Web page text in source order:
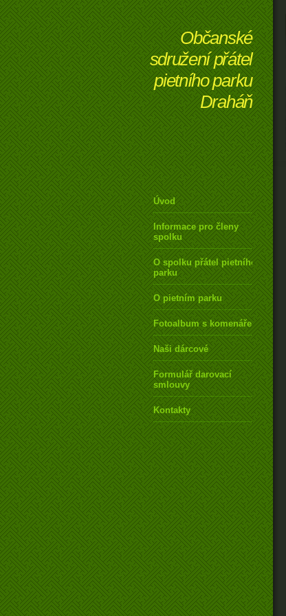
Občanské
sdružení přátel
pietního parku
Draháň
Úvod
Informace pro členy
spolku
O spolku přátel pietního
parku
O pietním parku
Fotoalbum s komenářem
Naši dárcové
Formulář darovací
smlouvy
Kontakty